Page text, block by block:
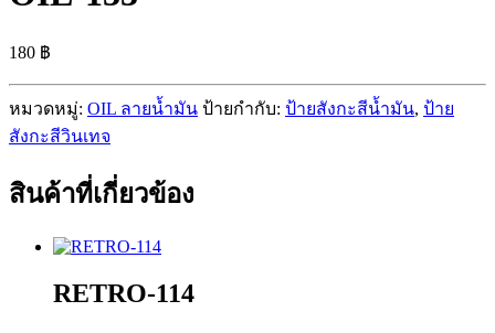
180 ฿
หมวดหมู่: OIL ลายน้ำมัน ป้ายกำกับ: ป้ายสังกะสีน้ำมัน, ป้าย
สังกะสีวินเทจ
สินค้าที่เกี่ยวข้อง
RETRO-114